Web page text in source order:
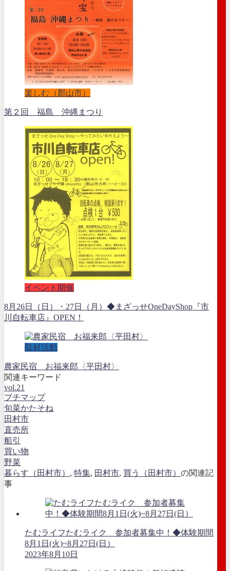
楽しむ（郡山市）
第２回 福島 沖縄まつり
イベント開催
8月26日（日）・27日（月）◆まざっせOneDayShop『市
川自転車店』OPEN！
取材活動
農家民宿 お福来郎〈平田村〉
関連キーワード
vol.21
プチマップ
旬菜かたそね
田村市
直売所
船引
買い物
野菜
暮らす（田村市） , 特集, 田村市, 買う（田村市） の関連記
事
たむライフたむライク 参加者募集中！◆体験期間
8月1日(火)~8月27日(日）
2023年8月10日